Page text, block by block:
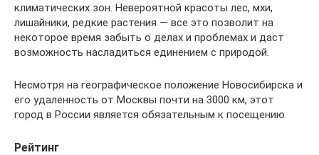
климатических зон. Невероятной красоты лес, мхи,
лишайники, редкие растения — все это позволит на
некоторое время забыть о делах и проблемах и даст
возможность насладиться единением с природой.
Несмотря на географическое положение Новосибирска и
его удаленность от Москвы почти на 3000 км, этот
город в России является обязательным к посещению.
Рейтинг